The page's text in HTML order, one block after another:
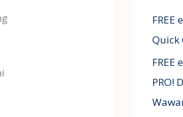
FREE
Quick
FREE
PRO!